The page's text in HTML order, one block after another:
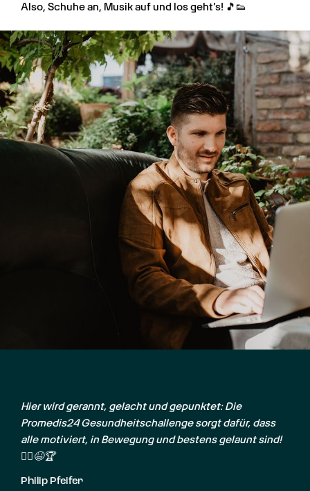
Also, Schuhe an, Musik auf und los geht’s! 🎵👟
Hier wird gerannt, gelacht und gepunktet: Die
Promedis24 Gesundheitschallenge sorgt dafür, dass
alle motiviert, in Bewegung und bestens gelaunt sind!
🏃‍♂️😆🏆
Philip Pfeifer